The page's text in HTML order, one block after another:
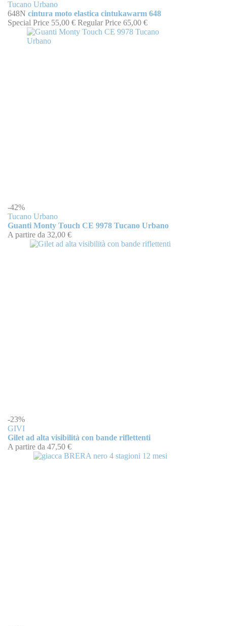
Tucano Urbano
648N cintura moto elastica cintukawarm 648
Special Price 55,00 € Regular Price 65,00 €
-42%
Tucano Urbano
Guanti Monty Touch CE 9978 Tucano Urbano
A partire da 32,00 €
-23%
GIVI
Gilet ad alta visibilità con bande riflettenti
A partire da 47,50 €